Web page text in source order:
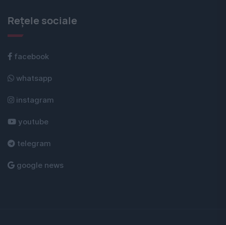
Rețele sociale
facebook
whatsapp
instagram
youtube
telegram
google news